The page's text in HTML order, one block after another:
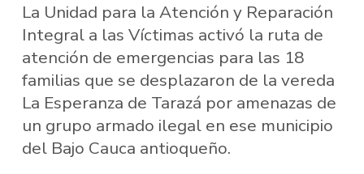
La Unidad para la Atención y Reparación
Integral a las Víctimas activó la ruta de
atención de emergencias para las 18
familias que se desplazaron de la vereda
La Esperanza de Tarazá por amenazas de
un grupo armado ilegal en ese municipio
del Bajo Cauca antioqueño.